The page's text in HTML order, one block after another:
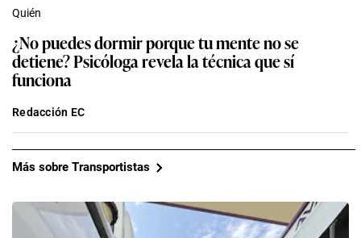
Quién
¿No puedes dormir porque tu mente no se
detiene? Psicóloga revela la técnica que sí
funciona
Redacción EC
Más sobre Transportistas